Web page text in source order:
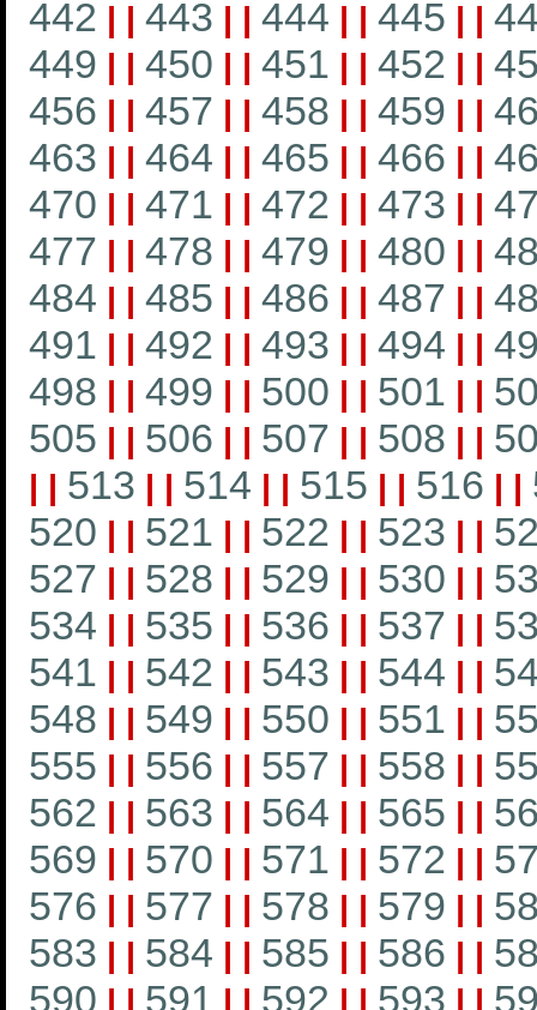
442 | | 443 | | 444 | | 445 | |
449 | | 450 | | 451 | | 452 | |
456 | | 457 | | 458 | | 459 | |
463 | | 464 | | 465 | | 466 | |
470 | | 471 | | 472 | | 473 | |
477 | | 478 | | 479 | | 480 | |
484 | | 485 | | 486 | | 487 | |
491 | | 492 | | 493 | | 494 | |
498 | | 499 | | 500 | | 501 | |
505 | | 506 | | 507 | | 508 | |
| | 513 | | 514 | | 515 | | 516 | |
520 | | 521 | | 522 | | 523 | |
527 | | 528 | | 529 | | 530 | |
534 | | 535 | | 536 | | 537 | |
541 | | 542 | | 543 | | 544 | |
548 | | 549 | | 550 | | 551 | |
555 | | 556 | | 557 | | 558 | |
562 | | 563 | | 564 | | 565 | |
569 | | 570 | | 571 | | 572 | |
576 | | 577 | | 578 | | 579 | |
583 | | 584 | | 585 | | 586 | |
590 | | 591 | | 592 | | 593 | |